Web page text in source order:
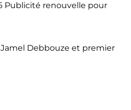
Publicité renouvelle pour
Debbouze et premier